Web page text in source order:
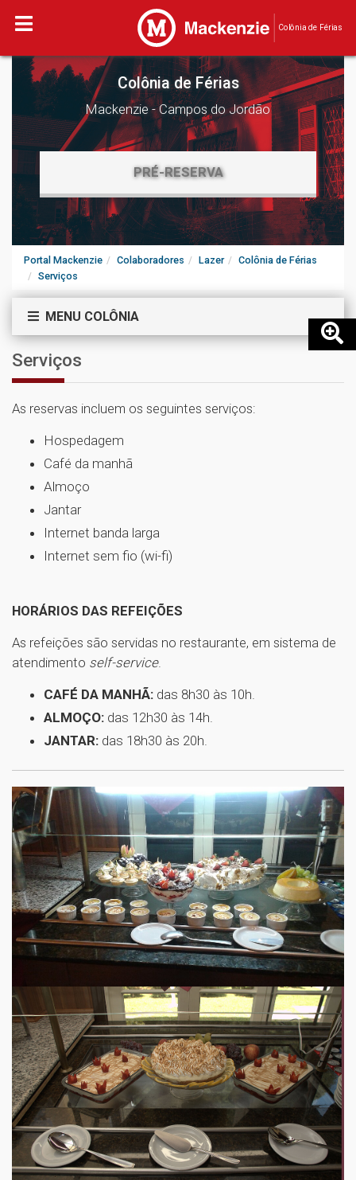
Colônia de Férias
Colônia de Férias
Mackenzie - Campos do Jordão
PRÉ-RESERVA
Portal Mackenzie Colaboradores Lazer
Colônia de Férias
Serviços
MENU COLÔNIA
Serviços
As reservas incluem os seguintes serviços:
Hospedagem
Café da manhã
Almoço
Jantar
Internet banda larga
Internet sem fio (wi-fi)
HORÁRIOS DAS REFEIÇÕES
As refeições são servidas no restaurante, em sistema de
atendimento self-service.
CAFÉ DA MANHÃ: das 8h30 às 10h.
ALMOÇO: das 12h30 às 14h.
JANTAR: das 18h30 às 20h.